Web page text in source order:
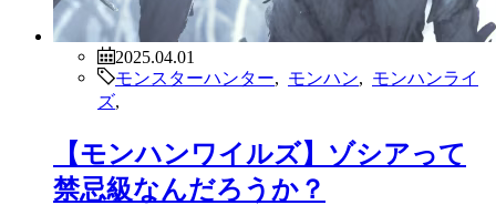
2025.04.01
モンスターハンター
モンハン
モンハンライ
ズ
【モンハンワイルズ】ゾシアって
禁忌級なんだろうか？